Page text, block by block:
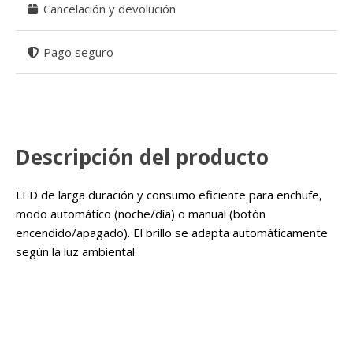
Cancelación y devolución
Pago seguro
Descripción del producto
LED de larga duración y consumo eficiente para enchufe,
modo automático (noche/día) o manual (botón
encendido/apagado). El brillo se adapta automáticamente
según la luz ambiental.